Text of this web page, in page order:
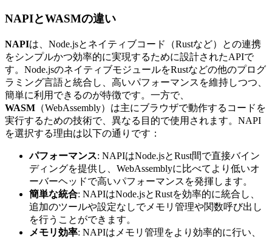
NAPIとWASMの違い
NAPIは、Node.jsとネイティブコード（Rustなど）との連携
をシンプルかつ効率的に実現するために設計されたAPIで
す。Node.jsのネイティブモジュールをRustなどの他のプログ
ラミング言語と統合し、高いパフォーマンスを維持しつつ、
簡単に利用できるのが特徴です。一方で、
WASM （WebAssembly）は主にブラウザで動作するコードを
実行するための技術で、異なる目的で使用されます。NAPI
を選択する理由は以下の通りです：
パフォーマンス: NAPIはNode.jsとRust間で直接バイン
ディングを提供し、WebAssemblyに比べてより低いオ
ーバーヘッドで高いパフォーマンスを発揮します。
簡単な統合: NAPIはNode.jsとRustを効率的に統合し、
追加のツールや設定なしでメモリ管理や関数呼び出し
を行うことができます。
メモリ効率: NAPIはメモリ管理をより効率的に行い、